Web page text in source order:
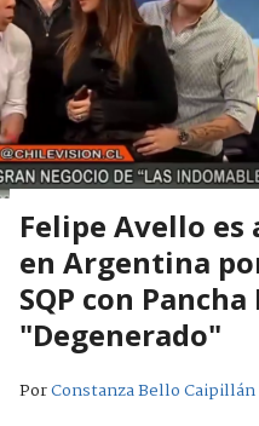
Felipe Avello es
en Argentina
SQP con
"Degenerado"
PorConstanza Bello Caipillán